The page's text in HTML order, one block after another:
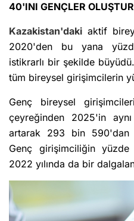
40'INI GENÇLER
Kazakistan'daki aktif
2020'den bu yana
istikrarlı bir şekilde
tüm bireysel girişimcilerin
Genç bireysel
çeyreğinden 2025'in
artarak 293 bin
Genç girişimciliğin
2022 yılında da bir